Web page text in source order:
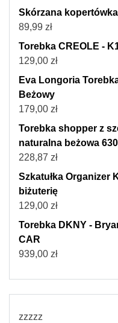
Skórzana
89,99 zł
Torebka CREOLE -
129,00 zł
Eva Longoria
Beżowy
179,00 zł
Torebka shopper z
naturalna beżowa 630
228,87 zł
Szkatułka Organizer
biżuterię
129,00 zł
Torebka DKNY -
CAR
939,00 zł
zzzzz